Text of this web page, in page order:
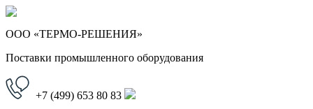
ООО «ТЕРМО-РЕШЕНИЯ»
Поставки промышленного оборудования
+7 (499) 653 80 83